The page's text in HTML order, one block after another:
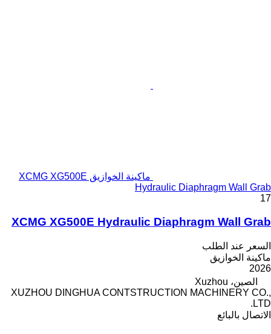
ماكينة الخوازيق XCMG XG500E
Hydraulic Diaphragm Wall Grab
17
XCMG XG500E Hydraulic Diaphragm Wall Grab
السعر عند الطلب
ماكينة الخوازيق
2026
الصين، Xuzhou
XUZHOU DINGHUA CONTSTRUCTION MACHINERY CO.,
LTD.
الاتصال بالبائع